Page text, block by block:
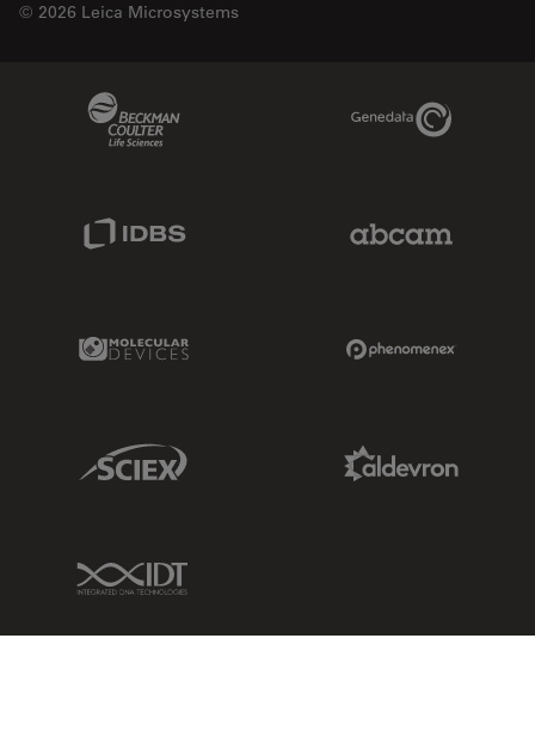
© 2026 Leica Microsystems
Genedata Link
Molecular Devices Link
Sciex Link
IDT Link